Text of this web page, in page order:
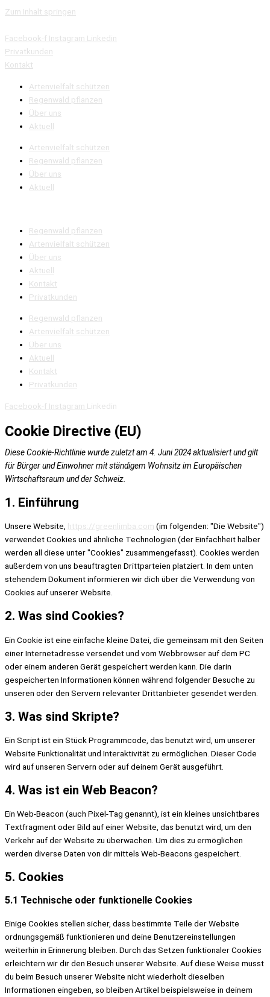
Zum Inhalt springen
Facebook-f Instagram Linkedin
Privatkunden
Kontakt
Artenvielfalt schützen
Regenwald pflanzen
Über uns
Aktuell
Artenvielfalt schützen
Regenwald pflanzen
Über uns
Aktuell
Regenwald pflanzen
Artenvielfalt schützen
Über uns
Aktuell
Kontakt
Privatkunden
Regenwald pflanzen
Artenvielfalt schützen
Über uns
Aktuell
Kontakt
Privatkunden
Facebook-f Instagram Linkedin
Cookie Directive (EU)
Diese Cookie-Richtlinie wurde zuletzt am 4. Juni 2024 aktualisiert und gilt
für Bürger und Einwohner mit ständigem Wohnsitz im Europäischen
Wirtschaftsraum und der Schweiz.
1. Einführung
Unsere Website, https://greenlimba.com (im folgenden: "Die Website")
verwendet Cookies und ähnliche Technologien (der Einfachheit halber
werden all diese unter "Cookies" zusammengefasst). Cookies werden
außerdem von uns beauftragten Drittparteien platziert. In dem unten
stehendem Dokument informieren wir dich über die Verwendung von
Cookies auf unserer Website.
2. Was sind Cookies?
Ein Cookie ist eine einfache kleine Datei, die gemeinsam mit den Seiten
einer Internetadresse versendet und vom Webbrowser auf dem PC
oder einem anderen Gerät gespeichert werden kann. Die darin
gespeicherten Informationen können während folgender Besuche zu
unseren oder den Servern relevanter Drittanbieter gesendet werden.
3. Was sind Skripte?
Ein Script ist ein Stück Programmcode, das benutzt wird, um unserer
Website Funktionalität und Interaktivität zu ermöglichen. Dieser Code
wird auf unseren Servern oder auf deinem Gerät ausgeführt.
4. Was ist ein Web Beacon?
Ein Web-Beacon (auch Pixel-Tag genannt), ist ein kleines unsichtbares
Textfragment oder Bild auf einer Website, das benutzt wird, um den
Verkehr auf der Website zu überwachen. Um dies zu ermöglichen
werden diverse Daten von dir mittels Web-Beacons gespeichert.
5. Cookies
5.1 Technische oder funktionelle Cookies
Einige Cookies stellen sicher, dass bestimmte Teile der Website
ordnungsgemäß funktionieren und deine Benutzereinstellungen
weiterhin in Erinnerung bleiben. Durch das Setzen funktionaler Cookies
erleichtern wir dir den Besuch unserer Website. Auf diese Weise musst
du beim Besuch unserer Website nicht wiederholt dieselben
Informationen eingeben, so bleiben Artikel beispielsweise in deinem